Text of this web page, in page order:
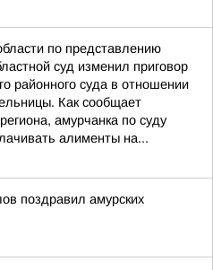
по представлению
суд изменил приговор
районного суда в отношении
Как сообщает
амурчанка по суду
алименты на...
поздравил амурских